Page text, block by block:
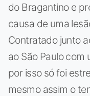
do Bragantino e
causa de uma
Contratado junto
ao São Paulo com
por isso só foi
mesmo assim o